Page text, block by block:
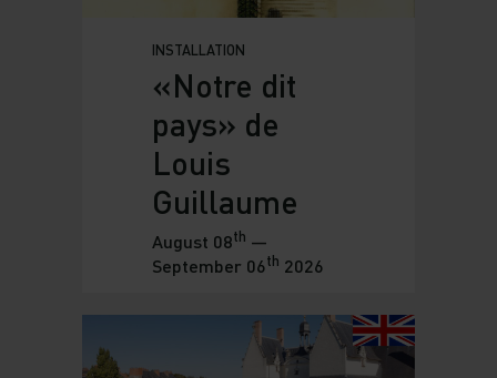
INSTALLATION
«Notre dit
pays» de
Louis
Guillaume
August 08th —
September 06th 2026